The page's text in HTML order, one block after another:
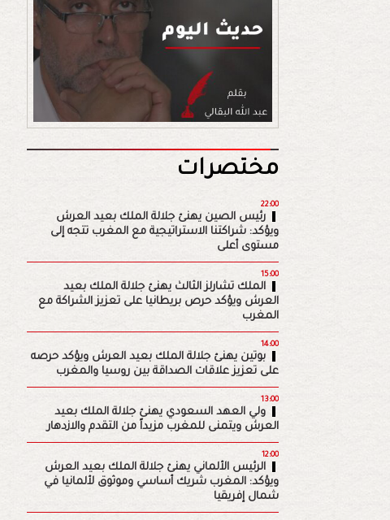
مختصرات
22:00
رئيس الصين يهنئ جلالة الملك بعيد العرش
ويؤكد: شراكتنا الاستراتيجية مع المغرب تتجه إلى
مستوى أعلى
15:00
الملك تشارلز الثالث يهنئ جلالة الملك بعيد
العرش ويؤكد حرص بريطانيا على تعزيز الشراكة مع
المغرب
14:00
بوتين يهنئ جلالة الملك بعيد العرش ويؤكد حرصه
على تعزيز علاقات الصداقة بين روسيا والمغرب
13:00
ولي العهد السعودي يهنئ جلالة الملك بعيد
العرش ويتمنى للمغرب مزيداً من التقدم والازدهار
12:00
الرئيس الألماني يهنئ جلالة الملك بعيد العرش
ويؤكد: المغرب شريك أساسي وموثوق لألمانيا في
شمال إفريقيا